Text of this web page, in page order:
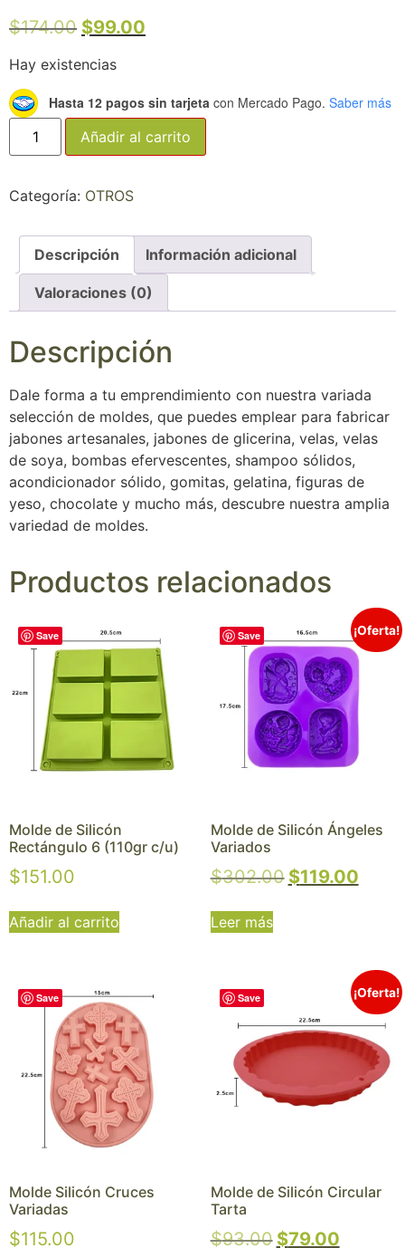
$174.00 $99.00
Hay existencias
Hasta 12 pagos sin tarjeta con Mercado Pago. Saber más
Añadir al carrito
Categoría: OTROS
Descripción Información adicional
Valoraciones (0)
Descripción
Dale forma a tu emprendimiento con nuestra variada
selección de moldes, que puedes emplear para fabricar
jabones artesanales, jabones de glicerina, velas, velas
de soya, bombas efervescentes, shampoo sólidos,
acondicionador sólido, gomitas, gelatina, figuras de
yeso, chocolate y mucho más, descubre nuestra amplia
variedad de moldes.
Productos relacionados
Save
Molde de Silicón
Rectángulo 6 (110gr c/u)
$151.00
Añadir al carrito
Save ¡Oferta!
Molde de Silicón Ángeles
Variados
$302.00 $119.00
Leer más
Save
Molde Silicón Cruces
Variadas
$115.00
Save ¡Oferta!
Molde de Silicón Circular
Tarta
$93.00 $79.00